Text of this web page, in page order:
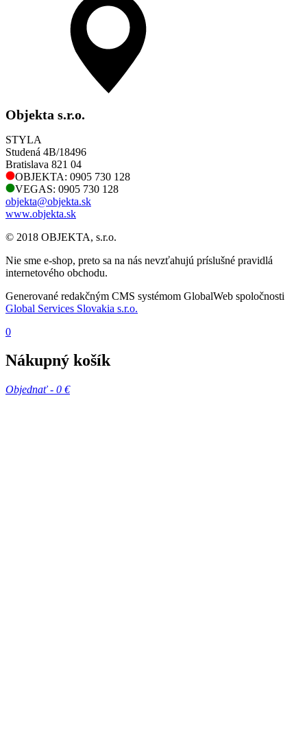
Objekta s.r.o.
STYLA
Studená 4B/18496
Bratislava 821 04
OBJEKTA: 0905 730 128
VEGAS: 0905 730 128
objekta@objekta.sk
www.objekta.sk
© 2018 OBJEKTA, s.r.o.
Nie sme e-shop, preto sa na nás nevzťahujú príslušné pravidlá
internetového obchodu.
Generované redakčným CMS systémom GlobalWeb spoločnosti
Global Services Slovakia s.r.o.
0
Nákupný košík
Objednať - 0 €